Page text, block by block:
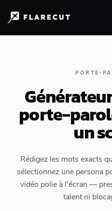
PORTE-
porte-
un
Rédigez les mots exacts
sélectionnez une persona
vidéo polie à l'écran —
talent ni